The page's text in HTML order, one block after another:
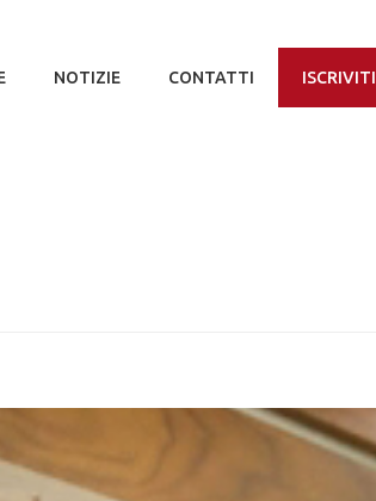
NOTIZIE CONTATTI ISCRIVITI